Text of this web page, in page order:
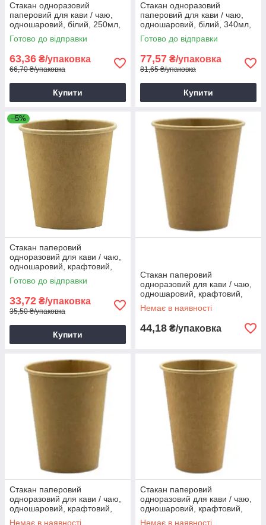
Стакан одноразовий
паперовий для кави / чаю,
одношаровий, білий, 250мл,
50шт/уп
Готово до відправки
63,36 ₴/упаковка
66,70 ₴/упаковка
Купити
Стакан одноразовий
паперовий для кави / чаю,
одношаровий, білий, 340мл,
50шт/уп
Готово до відправки
77,57 ₴/упаковка
81,65 ₴/упаковка
Купити
–5%
Стакан паперовий
одноразовий для кави / чаю,
одношаровий, крафтовий,
110мл, 50шт/уп
Готово до відправки
33,72 ₴/упаковка
35,50 ₴/упаковка
Купити
Стакан паперовий
одноразовий для кави / чаю,
одношаровий, крафтовий,
175мл, 50шт/уп
Немає в наявності
44,18 ₴/упаковка
Стакан паперовий
одноразовий для кави / чаю,
одношаровий, крафтовий,
250мл, 50шт/уп
Немає в наявності
Стакан паперовий
одноразовий для кави / чаю,
одношаровий, крафтовий,
340мл, 50шт/уп
Немає в наявності